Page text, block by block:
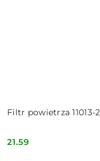
Filtr powietrza 11013-
Cena:
21.59